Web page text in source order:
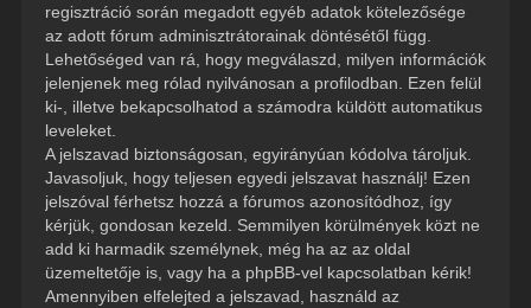
regisztráció során megadott egyéb adatok kötelezősége
az adott fórum adminisztrátorainak döntésétől függ.
Lehetőséged van rá, hogy megválaszd, milyen információk
jelenjenek meg rólad nyilvánosan a profilodban. Ezen felül
ki-, illetve bekapcsolhatod a számodra küldött automatikus
leveleket.
A jelszavad biztonságosan, egyirányúan kódolva tároljuk.
Javasoljuk, hogy teljesen egyedi jelszavat használj! Ezen
jelszóval férhetsz hozzá a fórumos azonosítódhoz, így
kérjük, gondosan kezeld. Semmilyen körülmények közt ne
add ki harmadik személynek, még ha az az oldal
üzemeltetője is, vagy ha a phpBB-vel kapcsolatban kérik!
Amennyiben elfelejted a jelszavad, használd az